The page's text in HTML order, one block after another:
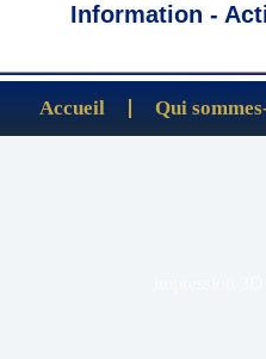
Information -
Accueil Qui